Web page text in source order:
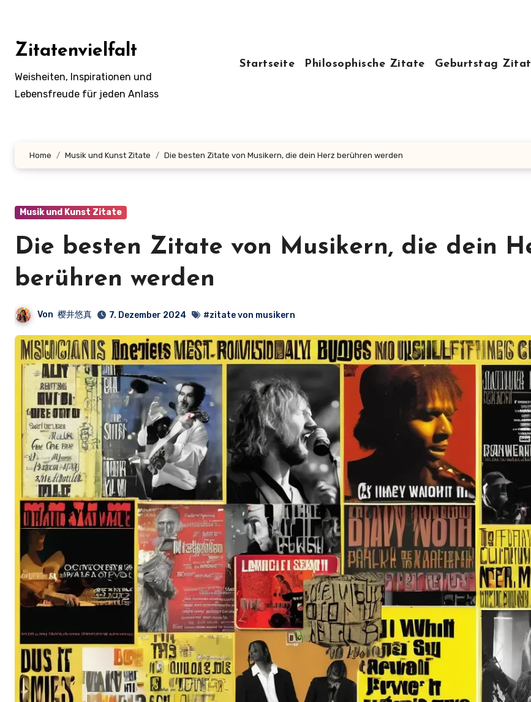
springen
Zitatenvielfalt
Weisheiten, Inspirationen und
Lebensfreude für jeden Anlass
Startseite Philosophische Zitate Geburtstag
Home Musik und Kunst Zitate Die besten Zitate von Musikern, die dein Herz berühren werden
Musik und Kunst Zitate
Die besten Zitate von Musikern, die dein
berühren werden
Von 樱井悠真 7. Dezember 2024 #zitate von musikern